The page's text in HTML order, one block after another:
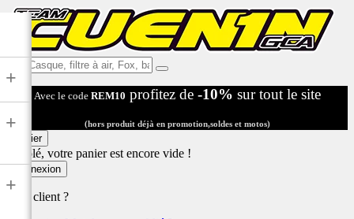
Ex:
Casque,
filtre
air,
Fox,
...
Avec le code REM10 profitez de -10% sur tout le site
(hors produit déjà en promotion,soldes et motos)
Panier
Désolé, votre panier est encore vide !
Connexion
Déjà client ?
+
+
+